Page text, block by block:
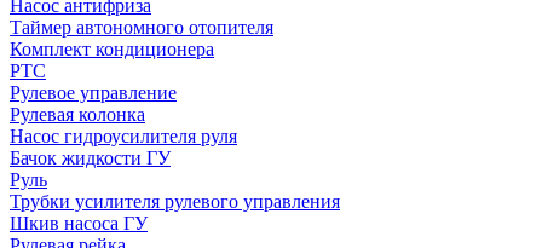
Насос антифриза
Таймер автономного отопителя
Комплект кондиционера
РТС
Рулевое управление
Рулевая колонка
Насос гидроусилителя руля
Бачок жидкости ГУ
Руль
Трубки усилителя рулевого управления
Шкив насоса ГУ